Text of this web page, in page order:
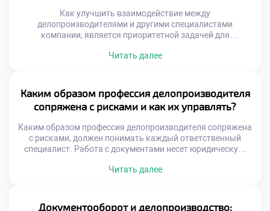
Как улучшить взаимодействие между
делопроизводителями и другими специалистами
компании, является приоритетной задачей для
Документооборот пронизывает все департаменты
всего механизма. Качество сотрудничества напрямую
влияет на скорость принятия управленческих решений.
Делопроизводитель выступает связующим звеном между
разрозненными функциями. Гармония в отношениях
обеспечивает […]
Читать далее
Каким образом профессия делопроизводителя
сопряжена с рисками и как их управлять?
Каким образом профессия делопроизводителя сопряжена
с рисками, должен понимать каждый ответственный
специалист. Работа с документами несет юридическую,
организации. Ошибки в этой сфере могут привести к
профессиональной компетенции современного
Читать далее
Документооборот и делопроизводство: